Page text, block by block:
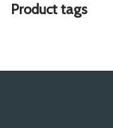
Product tags